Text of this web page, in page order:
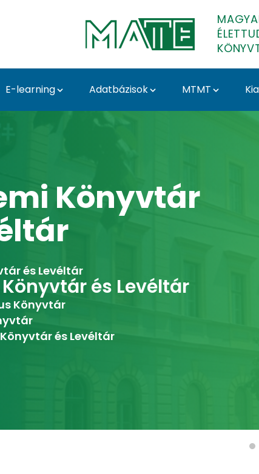
E-learning Adatbázisok MTMT
Egyetemi
Könyvtár
és Levéltár
és Levéltár
Könyvtár
és Levéltár